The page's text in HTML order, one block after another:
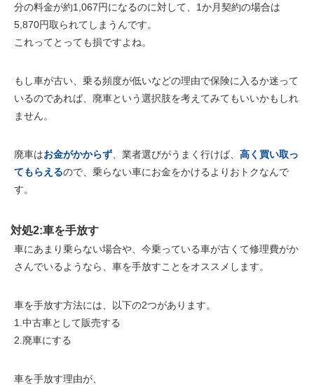
分の料金が約1,067円になるのに対して、 1か月契約の場合は
5,870円取られてしまうんです。
これってとっても損ですよね。
もし車が古い 乗る頻度が低いなどの理由で保険に入るか迷って
いるのであれば、 廃車という選択肢を考えてみてもいいかもしれ
ません。
廃車はお金がかからず 、業者選びがうまく行けば、 高く買い取っ
てもらえるので、乗らない車にお金をかけるよりおトクなんで
す。
対処2:車を手放す
車にあまり乗らない場合や、今乗っている車が古くて修理費がか
さんでいるようなら、車を手放すことをオススメします。
車を手放す方法には、以下の2つがあります。
1.中古車として販売する
2.廃車にする
車を手放す理由が、